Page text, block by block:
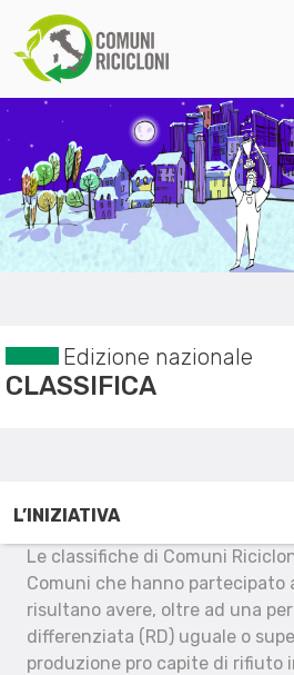
Edizione nazionale
CLASSIFICA
L’INIZIATIVA
Le classifiche di Comuni
Comuni che hanno partecipato
risultano avere, oltre ad una
differenziata (RD) uguale o
produzione pro capite di rifiuto